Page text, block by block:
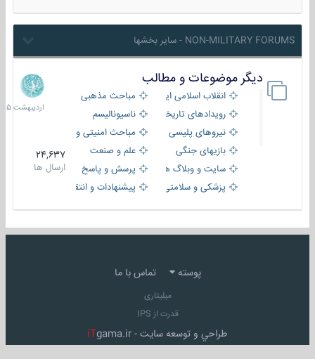
NON-MILITARY FORUMS - سایر بخشها
دیگر موضوعات و مطالب
انقلاب اسلامی ایران
مباحث مذهبی
رویدادهای تاریخی و مذهبیناسیونالیسم
نیروهای پلیسی
مباحث امنیتی و اطلاعاتی
بازیهای جنگی
علم و صنعت
سایت و وبلاگ ها
پرسش و پاسخ
پزشکی و سلامتی
پیشنهادات و انتقادات
24,637
ارسال ها
8
1405
پوسته تماس با ما
میلیتاری
قدرت از IPS
طراحي و توسعه سايت - iTgama.ir